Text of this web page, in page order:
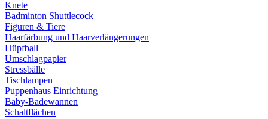
Knete
Badminton Shuttlecock
Figuren & Tiere
Haarfärbung und Haarverlängerungen
Hüpfball
Umschlagpapier
Stressbälle
Tischlampen
Puppenhaus Einrichtung
Baby-Badewannen
Schaltflächen